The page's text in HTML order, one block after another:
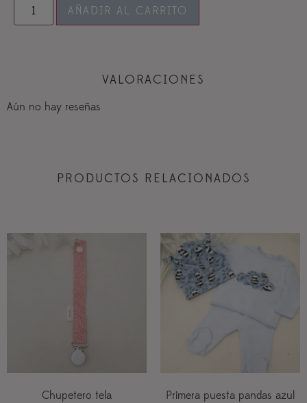
AÑADIR AL CARRITO
VALORACIONES
Aún no hay reseñas
PRODUCTOS RELACIONADOS
Chupetero tela Primera puesta pandas azul